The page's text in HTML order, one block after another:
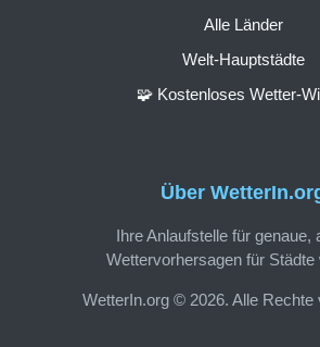
Über
Ihre Anlaufstelle für genaue,
Wettervorhersagen für Städte
WetterIn.org © 2026. Alle Rechte
Alle Länder
Welt-Hauptstädte
🧩 Kostenloses Wetter-